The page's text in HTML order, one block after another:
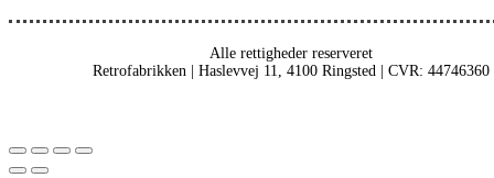
Alle rettigheder reserveret
Retrofabrikken | Haslevvej 11, 4100 Ringsted | CVR: 44746360